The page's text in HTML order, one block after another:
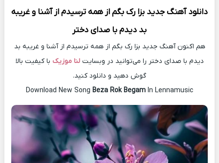
دانلود آهنگ جدید بزا رک بگم از همه ترسیدم از آشنا و غریبه
بد دیدم با صدای دختر
هم اکنون آهنگ جدید بزا رک بگم از همه ترسیدم از آشنا و غریبه بد
دیدم با صدای دختر را می‌توانید در وبسایتلنا موزیک با کیفیت بالا
گوش دهید و دانلود کنید.
Download New Song Beza Rok Begam In Lennamusic